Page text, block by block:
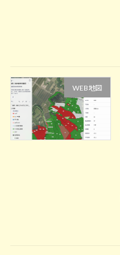
WEB地図